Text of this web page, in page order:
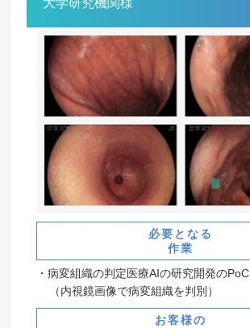
大学研究機関様
必要となる
作業
病変組織の判定医療AIの研究開発のPoC
（内視鏡画像で病変組織を判別）
お客様の